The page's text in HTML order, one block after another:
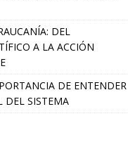
DEL
A LA ACCIÓN
DE ENTENDER
DEL SISTEMA